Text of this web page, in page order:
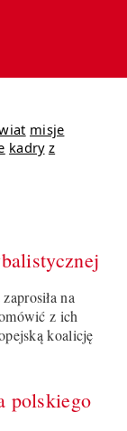
misje
kadry z
na
z ich
koalicję
polskiego